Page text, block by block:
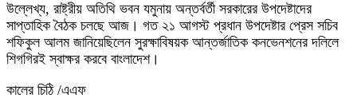
উল্লেখ্য, রাষ্ট্রীয় অতিথি ভবন যমুনায় অন্তর্বর্তী সরকারের উপদেষ্টাদের
সাপ্তাহিক বৈঠক চলছে আজ। গত ২১ আগস্ট প্রধান উপদেষ্টার প্রেস সচিব
শফিকুল আলম জানিয়েছিলেন সুরক্ষাবিষয়ক আন্তর্জাতিক কনভেনশনের দলিলে
শিগগিরই স্বাক্ষর করবে বাংলাদেশ।
কালের চিঠি /এএফ